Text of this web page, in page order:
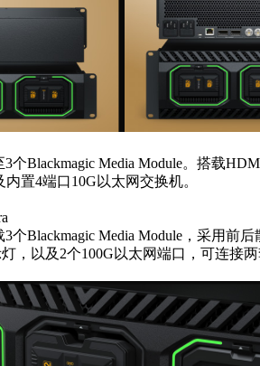
个Blackmagic Media Module。搭载
置4端口10G以太网交换机。
个Blackmagic Media Module，采用前
，以及2个100G以太网端口，可连接两